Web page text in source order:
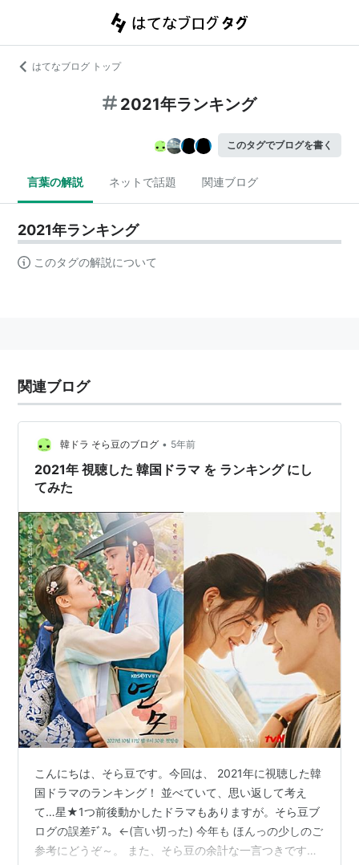
はてなブログ トップ
2021年ランキング
このタグでブログを書く
言葉の解説 ネットで話題 関連ブログ
2021年ランキング
このタグの解説について
関連ブログ
韓ドラ そら豆のブログ • 5年前
2021年 視聴した 韓国ドラマ を ランキング にし
てみた
こんにちは、そら豆です。今回は、 2021年に視聴した韓
国ドラマのランキング！ 並べていて、思い返して考え
て…星★1つ前後動かしたドラマもありますが。そら豆ブ
ログの誤差ﾃﾞｽ。←(言い切った) 今年も ほんっの少しのご
参考にどうぞ～。 また、そら豆の余計な一言つきです。